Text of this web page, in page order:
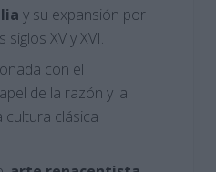
y su expansión por
XV y XVI.
con el
de la razón y la
cultura clásica